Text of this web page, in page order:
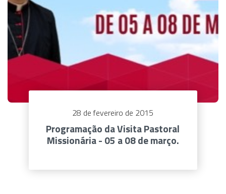
28 de fevereiro de 2015
Programação da Visita Pastoral
Missionária - 05 a 08 de março.